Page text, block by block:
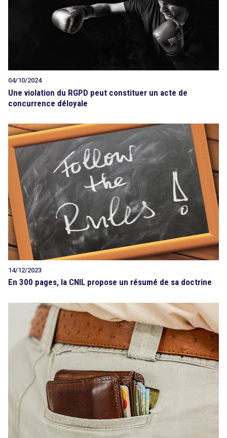
Tout sur le droit de l'innovation
04/10/2024
Une violation du RGPD peut constituer un acte de
concurrence déloyale
14/12/2023
En 300 pages, la CNIL propose un résumé de sa doctrine